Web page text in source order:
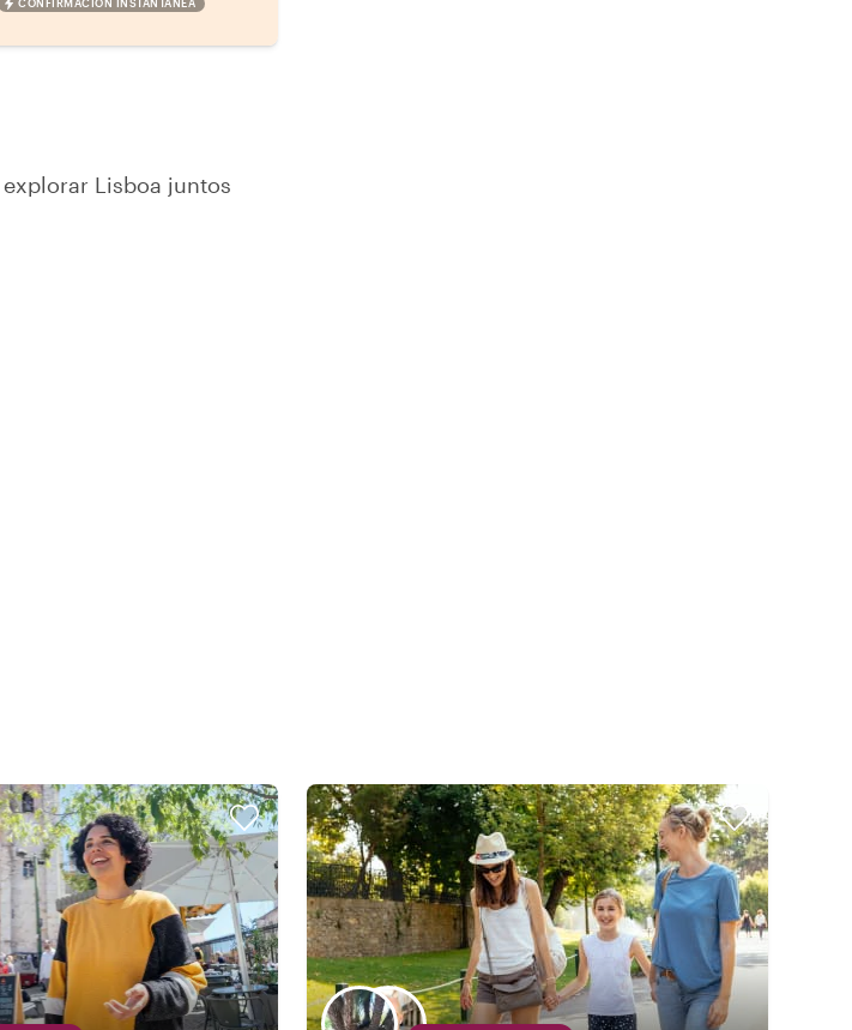
CONFIRMACIÓN INSTANTÁNEA
Lisboa juntos